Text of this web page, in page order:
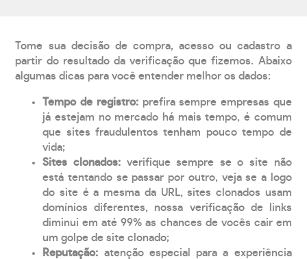
Tome sua decisão de compra, acesso ou cadastro a
partir do resultado da verificação que fizemos. Abaixo
algumas dicas para você entender melhor os dados:
Tempo de registro: prefira sempre empresas que
já estejam no mercado há mais tempo, é comum
que sites fraudulentos tenham pouco tempo de
vida;
Sites clonados: verifique sempre se o site não
está tentando se passar por outro, veja se a logo
do site é a mesma da URL, sites clonados usam
domínios diferentes, nossa verificação de links
diminui em até 99% as chances de vocês cair em
um golpe de site clonado;
Reputação: atenção especial para a experiência